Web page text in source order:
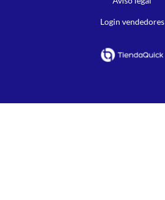
Login vendedores